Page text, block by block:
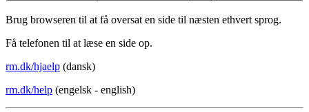
Brug browseren til at få oversat en side til næsten ethvert sprog.
Få telefonen til at læse en side op.
rm.dk/hjaelp (dansk)
rm.dk/help (engelsk - english)